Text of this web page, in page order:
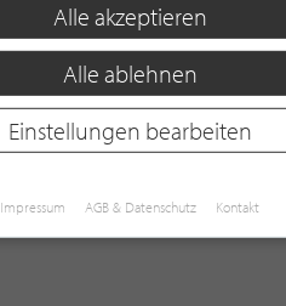
Alle akzeptieren
Alle ablehnen
Einstellungen bearbeiten
Impressum AGB & Datenschutz Kontakt